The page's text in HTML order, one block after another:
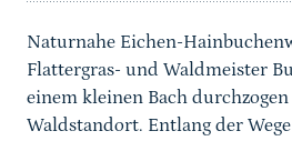
Naturnahe Eichen-
Flattergras- und Waldmeister
einem kleinen Bach
Waldstandort. Entlang der